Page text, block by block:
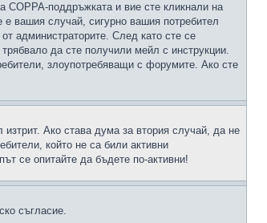
поддръжката и вие сте кликнали на
е вашия случай, сигурно вашия потребител
администраторите. След като сте се
да сте получили мейл с инструкции.
злоупотребяващи с форумите. Ако сте
Ако става дума за втория случай, да не
който не са били активни
се опитайте да бъдете по-активни!
съгласие.